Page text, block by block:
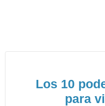
Los 10
para